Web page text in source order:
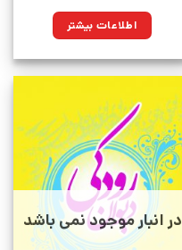
اطلاعات بیشتر
در انبار موجود نمی باشد